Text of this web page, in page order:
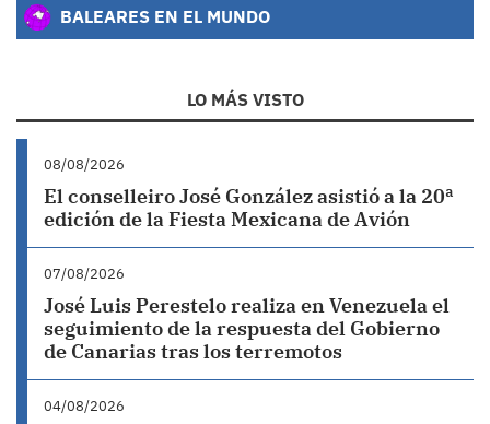
BALEARES EN EL MUNDO
LO MÁS VISTO
08/08/2026
El conselleiro José González asistió a la 20ª
edición de la Fiesta Mexicana de Avión
07/08/2026
José Luis Perestelo realiza en Venezuela el
seguimiento de la respuesta del Gobierno
de Canarias tras los terremotos
04/08/2026